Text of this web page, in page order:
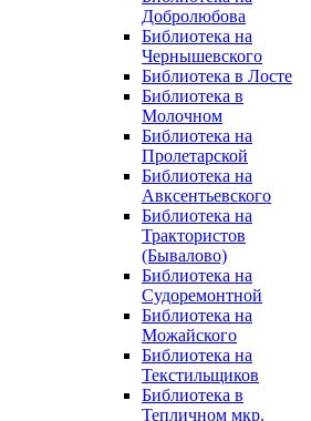
Добролюбова
Библиотека на
Чернышевского
Библиотека в Лосте
Библиотека в
Молочном
Библиотека на
Пролетарской
Библиотека на
Авксентьевского
Библиотека на
Трактористов
(Бывалово)
Библиотека на
Судоремонтной
Библиотека на
Можайского
Библиотека на
Текстильщиков
Библиотека в
Тепличном мкр.